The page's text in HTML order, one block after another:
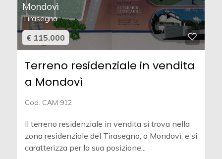
Mondovì
Tirasegno
€ 115.000
Terreno residenziale in vendita
a Mondovì
Cod. CAM 912
Il terreno residenziale in vendita si trova nella
zona residenziale del Tirasegno, a Mondovì, e si
caratterizza per la sua posizione...